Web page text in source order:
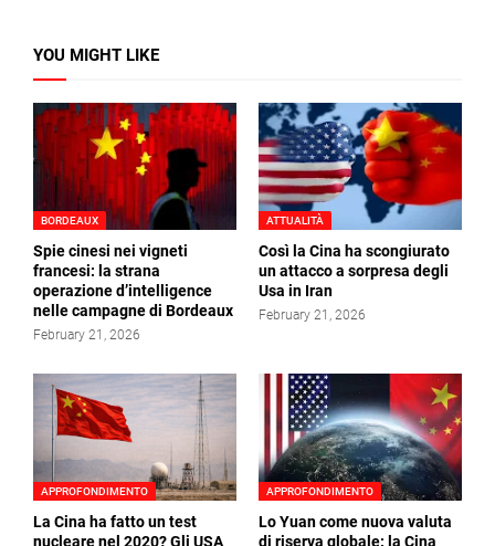
YOU MIGHT LIKE
BORDEAUX
Spie cinesi nei vigneti
francesi: la strana
operazione d’intelligence
nelle campagne di Bordeaux
February 21, 2026
ATTUALITÀ
Così la Cina ha scongiurato
un attacco a sorpresa degli
Usa in Iran
February 21, 2026
APPROFONDIMENTO
La Cina ha fatto un test
nucleare nel 2020? Gli USA
APPROFONDIMENTO
Lo Yuan come nuova valuta
di riserva globale: la Cina